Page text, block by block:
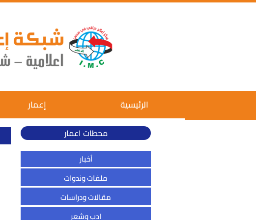
إعمار الرئيسية
محطات اعمار
أخبار
ملفات وندوات
مقالات ودراسات
ادب وشعر